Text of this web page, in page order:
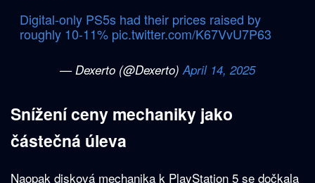
Digital-only PS5s had their prices raised by
roughly 10-11% pic.twitter.com/K67VvU7P63
— Dexerto (@Dexerto)April 14, 2025
Snížení ceny mechaniky jako
částečná úleva
Naopak disková mechanika k PlayStation 5 se dočkala